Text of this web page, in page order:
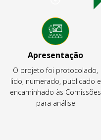
Apresentação
O projeto foi protocolado,
lido, numerado, publicado e
encaminhado às Comissões
para análise